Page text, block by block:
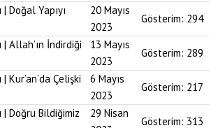
Doğal Yapıyı
20 Mayıs
2023
Gösterim: 294
| Allah’ın İndirdiği
13 Mayıs
2023
Gösterim: 289
Kur’an’da Çelişki
6 Mayıs
2023
Gösterim: 217
| Doğru Bildiğimiz
29 Nisan
Gösterim: 313